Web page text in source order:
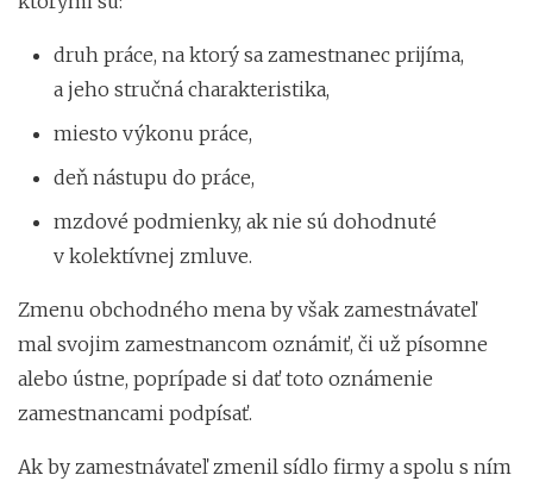
druh práce, na ktorý sa zamestnanec prijíma,
a jeho stručná charakteristika,
miesto výkonu práce,
deň nástupu do práce,
mzdové podmienky, ak nie sú dohodnuté
v kolektívnej zmluve.
Zmenu obchodného mena by však zamestnávateľ
mal svojim zamestnancom oznámiť, či už písomne
alebo ústne, poprípade si dať toto oznámenie
zamestnancami podpísať.
Ak by zamestnávateľ zmenil sídlo firmy a spolu s ním